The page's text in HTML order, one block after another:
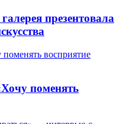
презентовала
поменять